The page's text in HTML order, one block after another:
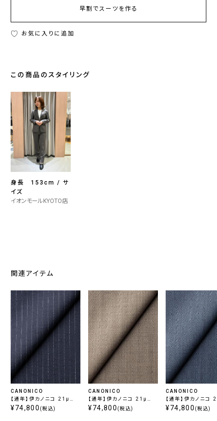
早割でスーツを作る
お気に入りに追加
この商品のスタイリング
身長 153cm / サ
イズ
イオンモールKYOTO店
関連アイテム
CANONICO
【通年】伊カノニコ 21μ
PRUNELLE ブルーストラ
¥74,800 (税込)
CANONICO
【通年】伊カノニコ 21μ
PRUNELLE ヘリンボーン
¥74,800 (税込)
CANONICO
【通年】伊カノニコ
PRUNELLE ヘリン
¥74,800 (税込)